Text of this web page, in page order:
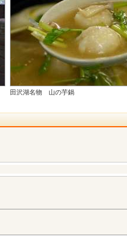
田沢湖名物 山の芋鍋